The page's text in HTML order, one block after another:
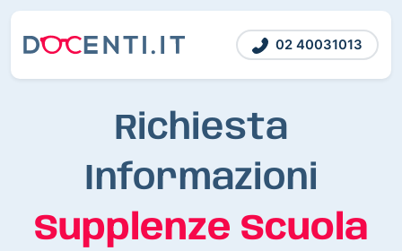
02 40031013
Richiesta
Informazioni
Supplenze Scuola